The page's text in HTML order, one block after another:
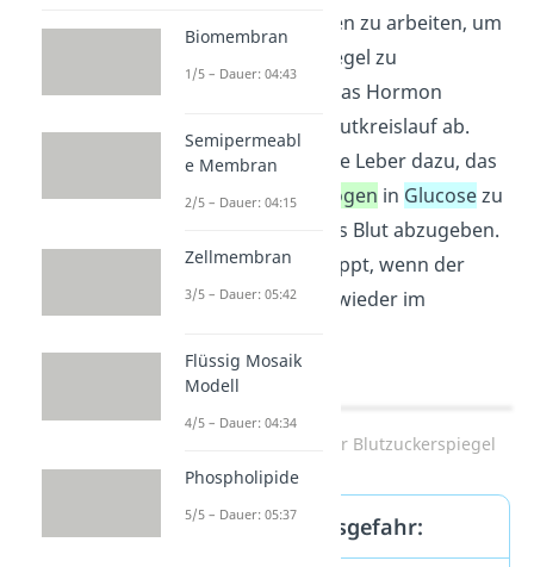
beginnt sie dagegen zu arbeiten, um
den Blutzuckerspiegel zu
erhöhen. Sie gibt das Hormon
Glucagon in den Blutkreislauf ab.
Glucagonbringt die Leber dazu, das
gespeicherteGlycogen in Glucosezu
zerlegen und in das Blut abzugeben.
Dieser Prozess stoppt, wenn der
Blutzuckerspiegel wieder im
Regelkreis niedriger Blutzuckerspiegel
Verwechslungsgefahr:
Biomembran
1/5 – Dauer: 04:43
Semipermeabl
e Membran
2/5 – Dauer: 04:15
Zellmembran
3/5 – Dauer: 05:42
Flüssig Mosaik
Modell
4/5 – Dauer: 04:34
Phospholipide
5/5 – Dauer: 05:37